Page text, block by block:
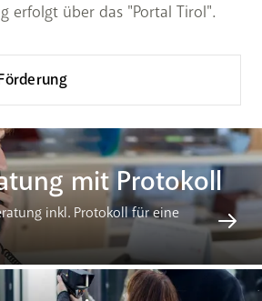
erfolgt über das "Portal Tirol".
mit Protokoll
inkl. Protokoll für eine